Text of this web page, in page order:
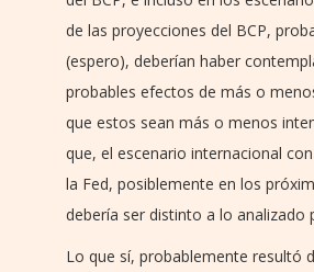
de las proyecciones del BCP,
(espero), deberían haber
probables efectos de más o
que estos sean más o menos
que, el escenario internacional
la Fed, posiblemente en los
debería ser distinto a lo analizado
Lo que sí, probablemente resultó